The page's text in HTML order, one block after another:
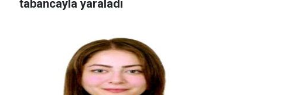
tabancayla yaraladı